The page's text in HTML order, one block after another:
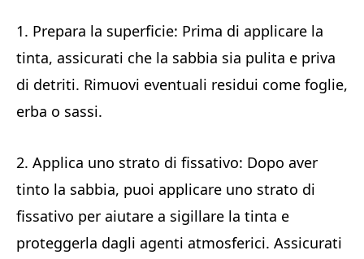
1. Prepara la superficie: Prima di applicare la
tinta, assicurati che la sabbia sia pulita e priva
di detriti. Rimuovi eventuali residui come foglie,
erba o sassi.
2. Applica uno strato di fissativo: Dopo aver
tinto la sabbia, puoi applicare uno strato di
fissativo per aiutare a sigillare la tinta e
proteggerla dagli agenti atmosferici. Assicurati